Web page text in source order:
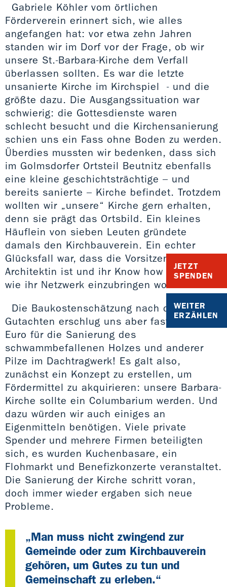
JETZT
SPENDEN
WEITER
ERZÄHLEN
Gabriele Köhler vom örtlichen
Förderverein erinnert sich, wie alles
angefangen hat: vor etwa zehn Jahren
standen wir im Dorf vor der Frage, ob wir
unsere St.-Barbara-Kirche dem Verfall
überlassen sollten. Es war die letzte
unsanierte Kirche im Kirchspiel - und die
größte dazu. Die Ausgangssituation war
schwierig: die Gottesdienste waren
schlecht besucht und die Kirchensanierung
schien uns ein Fass ohne Boden zu werden.
Überdies mussten wir bedenken, dass sich
im Golmsdorfer Ortsteil Beutnitz ebenfalls
eine kleine geschichtsträchtige – und
bereits sanierte – Kirche befindet. Trotzdem
wollten wir „unsere“ Kirche gern erhalten,
denn sie prägt das Ortsbild. Ein kleines
Häuflein von sieben Leuten gründete
damals den Kirchbauverein. Ein echter
Glücksfall war, dass die Vorsitzende
Architektin ist und ihr Know how ebenso
wie ihr Netzwerk einzubringen wollte.
Die Baukostenschätzung nach dem ersten
Gutachten erschlug uns aber fast: 160.000
Euro für die Sanierung des
schwammbefallenen Holzes und anderer
Pilze im Dachtragwerk! Es galt also,
zunächst ein Konzept zu erstellen, um
Fördermittel zu akquirieren: unsere Barbara-
Kirche sollte ein Columbarium werden. Und
dazu würden wir auch einiges an
Eigenmitteln benötigen. Viele private
Spender und mehrere Firmen beteiligten
sich, es wurden Kuchenbasare, ein
Flohmarkt und Benefizkonzerte veranstaltet.
Die Sanierung der Kirche schritt voran,
doch immer wieder ergaben sich neue
Probleme.
„Man muss nicht zwingend zur
Gemeinde oder zum Kirchbauverein
gehören, um Gutes zu tun und
Gemeinschaft zu erleben.“